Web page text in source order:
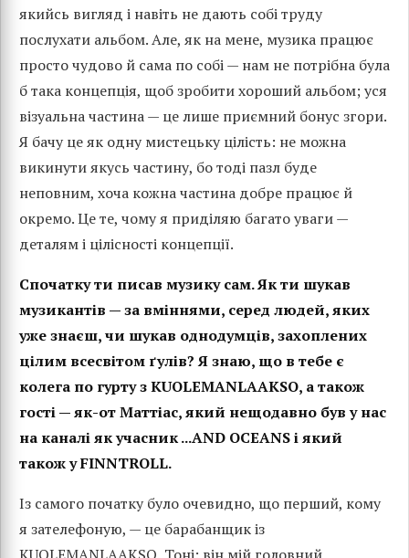
якийсь вигляд і навіть не дають собі труду
послухати альбом. Але, як на мене, музика працює
просто чудово й сама по собі — нам не потрібна була
б така концепція, щоб зробити хороший альбом; уся
візуальна частина — це лише приємний бонус згори.
Я бачу це як одну мистецьку цілість: не можна
викинути якусь частину, бо тоді пазл буде
неповним, хоча кожна частина добре працює й
окремо. Це те, чому я приділяю багато уваги —
деталям і цілісності концепції.
Спочатку ти писав музику сам. Як ти шукав
музикантів — за вміннями, серед людей, яких
уже знаєш, чи шукав однодумців, захоплених
цілим всесвітом ґулів? Я знаю, що в тебе є
колега по гурту з KUOLEMANLAAKSO, а також
гості — як-от Маттіас, який нещодавно був у нас
на каналі як учасник ...AND OCEANS і який
також у FINNTROLL.
Із самого початку було очевидно, що перший, кому
я зателефоную, — це барабанщик із